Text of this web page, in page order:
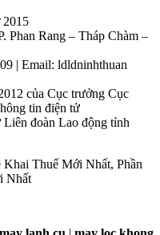
2015
Phan Rang – Tháp Chàm –
| Email: ldldninhthuan
của Cục trưởng Cục
tin điện tử
đoàn Lao động tỉnh
Thuế Mới Nhất, Phần
Nhất